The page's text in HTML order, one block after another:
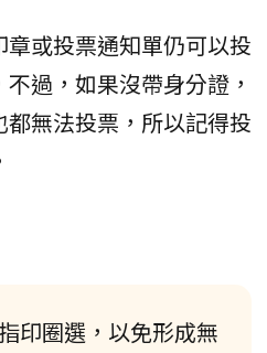
或投票通知單仍可以投
過，如果沒帶身分證，
無法投票，所以記得投
印圈選，以免形成無